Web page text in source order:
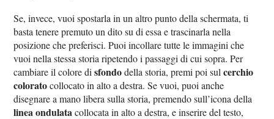
Se, invece, vuoi spostarla in un altro punto della schermata, ti
basta tenere premuto un dito su di essa e trascinarla nella
posizione che preferisci. Puoi incollare tutte le immagini che
vuoi nella stessa storia ripetendo i passaggi di cui sopra. Per
cambiare il colore disfondodella storia, premi poi sulcerchio
coloratocollocato in alto a destra. Se vuoi, puoi anche
disegnare a mano libera sulla storia, premendo sull’icona della
linea ondulatacollocata in alto a destra, e inserire del testo,